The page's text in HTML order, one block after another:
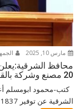
مارس 10, 2025
20 مصنع وشركة بالقطاع الخاص
كتب-محمود ابومسلم
الشرقية عن توفير 1837 فرصه عمل داخل 20...